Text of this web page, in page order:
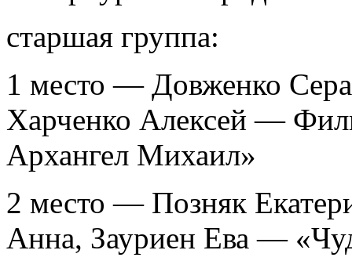
старшая группа:
1 место — Довженко
Харченко Алексей —
Архангел Михаил»
2 место — Позняк
Анна, Зауриен Ева —